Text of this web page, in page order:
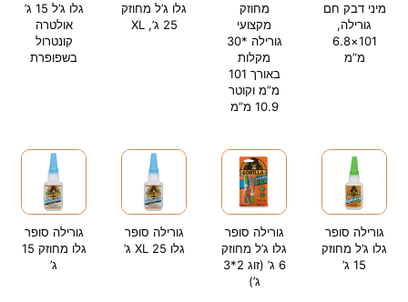
מיני דבק חם
גורילה,
101×6.8
מ”מ
מחוזק
מקצועי
גורילה *30
מקלות
באורך 101
מ”מ וקוטר
10.9 מ”מ
גלו ג’ל מחוזק
25 ג’, XL
גלו ג’ל 15 ג’
אולטרה
קונטרול
בשפופרת
גורילה סופר
גלו ג’ל מחוזק
15 ג’
גורילה סופר
גלו ג’ל מחוזק
6 ג’ (זוג 2*3
ג’)
גורילה סופר
גלו XL 25 ג’
גורילה סופר
גלו מחוזק 15
ג’